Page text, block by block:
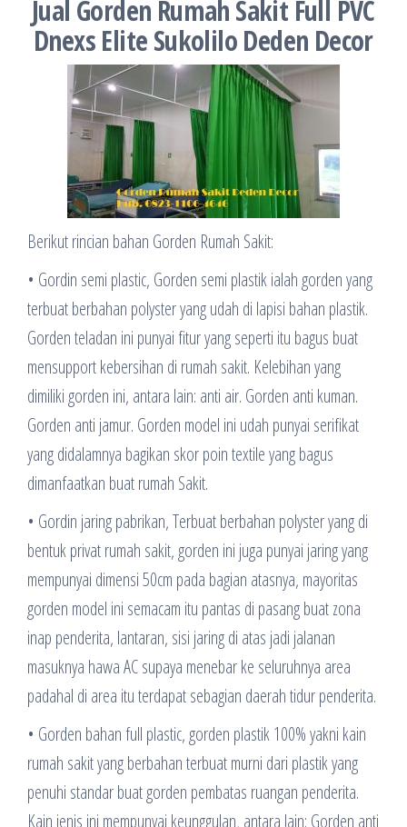
Jual Gorden Rumah Sakit Full PVC
Dnexs Elite Sukolilo Deden Decor
Berikut rincian bahan Gorden Rumah Sakit:
• Gordin semi plastic, Gorden semi plastik ialah gorden yang
terbuat berbahan polyster yang udah di lapisi bahan plastik.
Gorden teladan ini punyai fitur yang seperti itu bagus buat
mensupport kebersihan di rumah sakit. Kelebihan yang
dimiliki gorden ini, antara lain: anti air. Gorden anti kuman.
Gorden anti jamur. Gorden model ini udah punyai serifikat
yang didalamnya bagikan skor poin textile yang bagus
dimanfaatkan buat rumah Sakit.
• Gordin jaring pabrikan, Terbuat berbahan polyster yang di
bentuk privat rumah sakit, gorden ini juga punyai jaring yang
mempunyai dimensi 50cm pada bagian atasnya, mayoritas
gorden model ini semacam itu pantas di pasang buat zona
inap penderita, lantaran, sisi jaring di atas jadi jalanan
masuknya hawa AC supaya menebar ke seluruhnya area
padahal di area itu terdapat sebagian daerah tidur penderita.
• Gorden bahan full plastic, gorden plastik 100% yakni kain
rumah sakit yang berbahan terbuat murni dari plastik yang
penuhi standar buat gorden pembatas ruangan penderita.
Kain jenis ini mempunyai keunggulan, antara lain: Gorden anti